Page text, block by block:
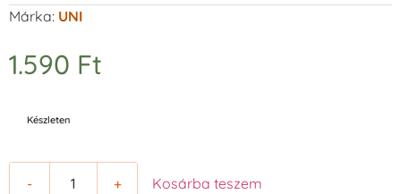
Márka: UNI
1.590 Ft
Készleten
- + Kosárba teszem